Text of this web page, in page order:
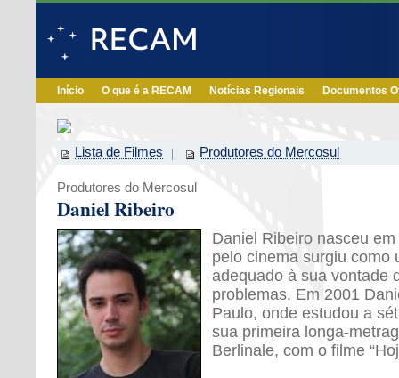
Início O que é a RECAM Notícias Regionais Documentos
Lista de Filmes Produtores do Mercosul
Produtores do Mercosul
Daniel Ribeiro
Daniel Ribeiro nasceu
pelo cinema surgiu como
adequado à sua vontade
problemas. Em 2001
Paulo, onde estudou a
sua primeira longa-
Berlinale, com o filme